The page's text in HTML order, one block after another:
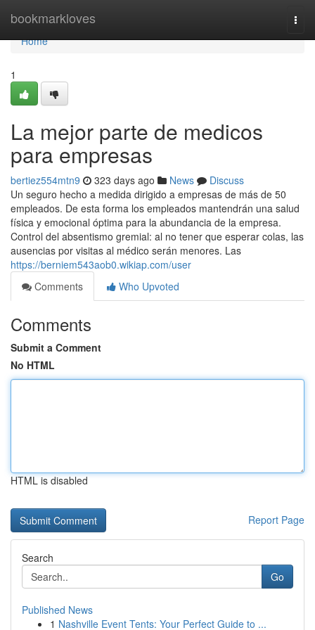
bookmarkloves
Home
Home
1
La mejor parte de medicos
para empresas
bertiez554mtn9 323 days ago News
Discuss
Un seguro hecho a medida dirigido a empresas de más de 50
empleados. De esta forma los empleados mantendrán una salud
física y emocional óptima para la abundancia de la empresa.
Control del absentismo gremial: al no tener que esperar colas, las
ausencias por visitas al médico serán menores. Las
https://berniem543aob0.wikiap.com/user
Comments
Who Upvoted
Comments
Submit a Comment
No HTML
HTML is disabled
Report Page
Search
Go
Published News
1 Nashville Event Tents: Your Perfect Guide to ...